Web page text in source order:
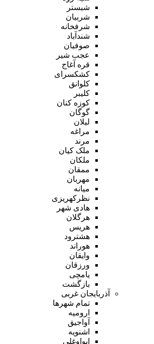
شبستر
شربیان
شرفخانه
شندآباد
صوفیان
عجب شیر
قره آغاج
کشکسرای
کلوانق
کلیبر
کوزه کنان
گوگان
لیلان
مراغه
مرند
ملک کیان
ملکان
ممقان
مهربان
میانه
نظرکهریزی
هادی شهر
هرگلان
هریس
هشترود
هوراند
وایقان
ورزقان
یامچی
بازگشت
آذربایجان غربی
تمام شهر‌ها
ارومیه
آواجیق
اشنویه
ایواوغلی